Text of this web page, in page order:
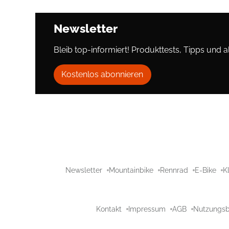
Newsletter
Bleib top-informiert! Produkttests, Tipps und
Kostenlos abonnieren
Newsletter Mountainbike Rennrad E-Bike
Kontakt Impressum AGB